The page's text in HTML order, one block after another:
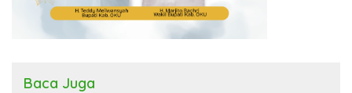
Baca Juga